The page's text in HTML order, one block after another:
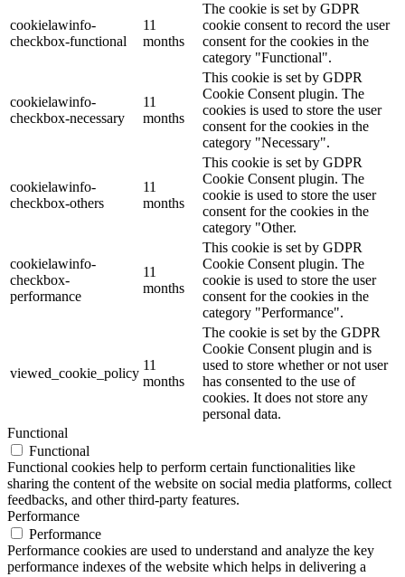
cookielawinfo-
checkbox-functional
11
months
The cookie is set by GDPR
cookie consent to record the user
consent for the cookies in the
category "Functional".
cookielawinfo-
checkbox-necessary
11
months
This cookie is set by GDPR
Cookie Consent plugin. The
cookies is used to store the user
consent for the cookies in the
category "Necessary".
cookielawinfo-
checkbox-others
11
months
This cookie is set by GDPR
Cookie Consent plugin. The
cookie is used to store the user
consent for the cookies in the
category "Other.
cookielawinfo-
checkbox-
performance
11
months
This cookie is set by GDPR
Cookie Consent plugin. The
cookie is used to store the user
consent for the cookies in the
category "Performance".
viewed_cookie_policy
11
months
The cookie is set by the GDPR
Cookie Consent plugin and is
used to store whether or not user
has consented to the use of
cookies. It does not store any
personal data.
Functional
Functional
Functional cookies help to perform certain functionalities like
sharing the content of the website on social media platforms, collect
feedbacks, and other third-party features.
Performance
Performance
Performance cookies are used to understand and analyze the key
performance indexes of the website which helps in delivering a